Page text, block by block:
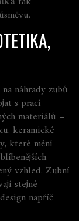
náhrady zubů
s prací
materiálů –
keramické
které mění
vzhled. Zubní
stejné
napříč